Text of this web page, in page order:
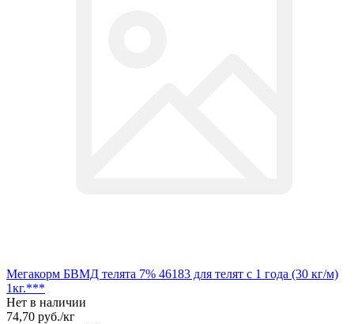
Мегакорм БВМД телята 7% 46183 для телят с 1 года (30 кг/м)
1кг.***
Нет в наличии
74,70 руб./кг